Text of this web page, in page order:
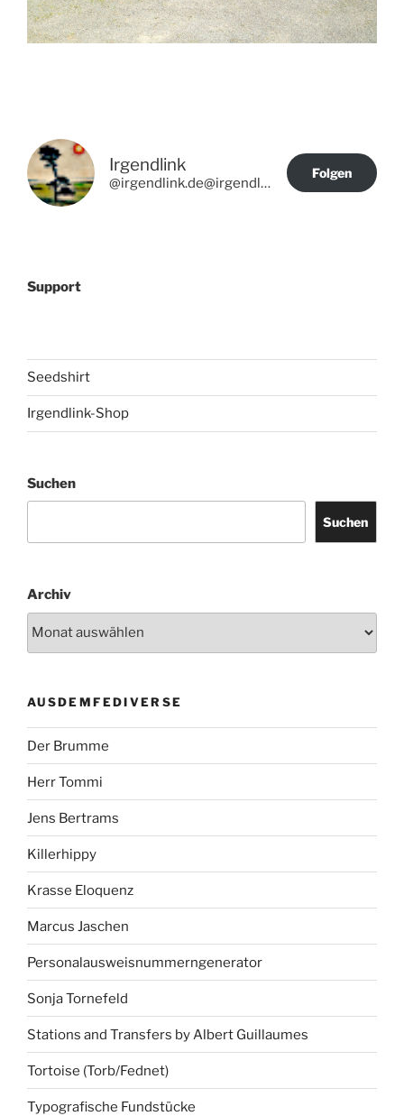
Irgendlink
@irgendlink.de@irgendlink.de
Folgen
Support
Seedshirt
Irgendlink-Shop
Suchen
Suchen
Archiv
AUSDEMFEDIVERSE
Der Brumme
Herr Tommi
Jens Bertrams
Killerhippy
Krasse Eloquenz
Marcus Jaschen
Personalausweisnummerngenerator
Sonja Tornefeld
Stations and Transfers by Albert Guillaumes
Tortoise (Torb/Fednet)
Typografische Fundstücke